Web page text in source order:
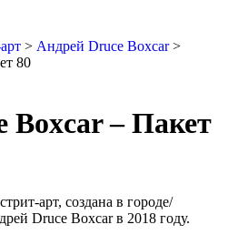
> Андрей Druce Boxcar>
80
Boxcar – Пакет
арт, создана в городе/
Druce Boxcar в 2018 году.